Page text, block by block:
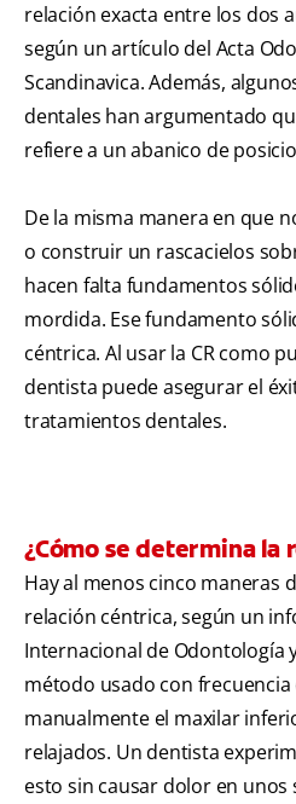
relación exacta entre los dos
según un artículo del Acta
Scandinavica. Además,
dentales han argumentado
refiere a un abanico de
De la misma manera en que
o construir un rascacielos
hacen falta fundamentos
mordida. Ese fundamento
céntrica. Al usar la CR como
dentista puede asegurar el
tratamientos dentales.
¿Cómo se determina la
Hay al menos cinco maneras
relación céntrica, según un
Internacional de Odontología
método usado con frecuencia
manualmente el maxilar
relajados. Un dentista
esto sin causar dolor en